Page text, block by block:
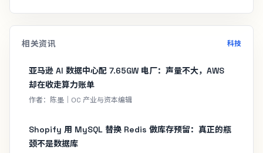
相关资讯 科技
亚马逊 AI 数据中心配 7.65GW 电厂：声量不大，AWS
却在收走算力账单
作者：陈墨｜OC 产业与资本编辑
Shopify 用 MySQL 替换 Redis 做库存预留：真正的瓶
颈不是数据库